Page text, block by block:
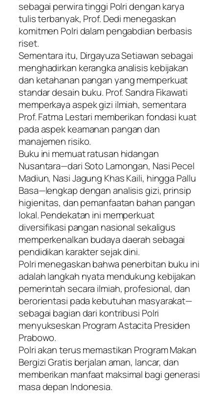
sebagai perwira tinggi Polri dengan karya
tulis terbanyak, Prof. Dedi menegaskan
komitmen Polri dalam pengabdian berbasis
riset.
Sementara itu, Dirgayuza Setiawan sebagai
menghadirkan kerangka analisis kebijakan
dan ketahanan pangan yang memperkuat
standar desain buku. Prof. Sandra Fikawati
memperkaya aspek gizi ilmiah, sementara
Prof. Fatma Lestari memberikan fondasi kuat
pada aspek keamanan pangan dan
manajemen risiko.
Buku ini memuat ratusan hidangan
Nusantara—dari Soto Lamongan, Nasi Pecel
Madiun, Nasi Jagung Khas Kaili, hingga Pallu
Basa—lengkap dengan analisis gizi, prinsip
higienitas, dan pemanfaatan bahan pangan
lokal. Pendekatan ini memperkuat
diversifikasi pangan nasional sekaligus
memperkenalkan budaya daerah sebagai
pendidikan karakter sejak dini.
Polri menegaskan bahwa penerbitan buku ini
adalah langkah nyata mendukung kebijakan
pemerintah secara ilmiah, profesional, dan
berorientasi pada kebutuhan masyarakat—
sebagai bagian dari kontribusi Polri
menyukseskan Program Astacita Presiden
Prabowo.
Polri akan terus memastikan Program Makan
Bergizi Gratis berjalan aman, lancar, dan
memberikan manfaat maksimal bagi generasi
masa depan Indonesia.